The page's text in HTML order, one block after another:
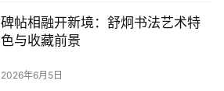
2026年6月12日
碑帖相融开新境：舒炯书法艺术特